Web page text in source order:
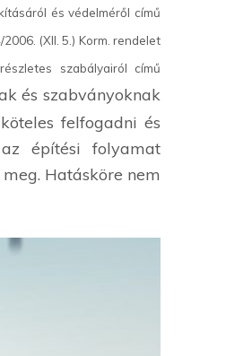
és védelméről című
(XII. 5.) Korm. rendelet
szabályairól című
és szabványoknak
felfogadni és
építési folyamat
Hatásköre nem